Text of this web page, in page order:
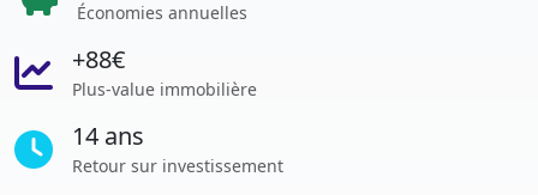
Économies annuelles
+88€
Plus-value immobilière
14 ans
Retour sur investissement